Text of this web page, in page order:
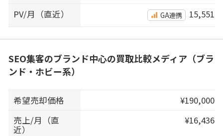
PV/月（直近） GA連携 15,551
SEO集客のブランド中心の買取比較メディア（ブラ
ンド・ホビー系）
希望売却価格
¥190,000
売上/月（直
近）
¥16,436